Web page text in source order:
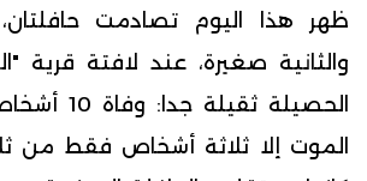
ظهر هذا اليوم تصادمت حافلتان،
والثانية صغيرة، عند لافتة قرية
الحصيلة
الموت إلا ثلاثة أشخاص فقط من